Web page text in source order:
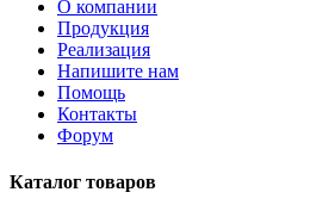
О компании
Продукция
Реализация
Напишите нам
Помощь
Контакты
Форум
Каталог товаров